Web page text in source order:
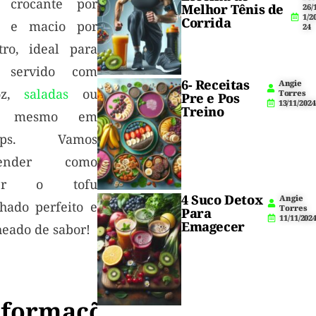
crocante por
e macio por
ideal para
servido com
saladas ou
mesmo em
Vamos
como
o tofu
perfeito e
de sabor!
Melhor Tênis de
Corrida
26/
1/
24
6- Receitas
Pre e Pos
Treino
Angie
Torres
13/11/2024
4 Suco Detox
Para
Emagecer
Angie
Torres
11/11/2024